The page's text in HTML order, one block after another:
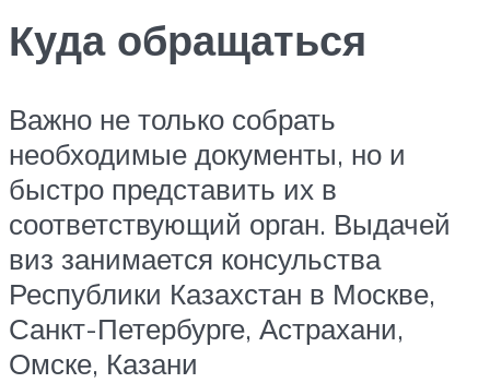
Куда обращаться
Важно не только собрать
необходимые документы, но и
быстро представить их в
соответствующий орган. Выдачей
виз занимается консульства
Республики Казахстан в Москве,
Санкт-Петербурге, Астрахани,
Омске, Казани